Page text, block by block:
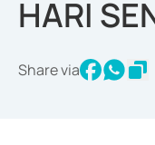
HARI
Share via